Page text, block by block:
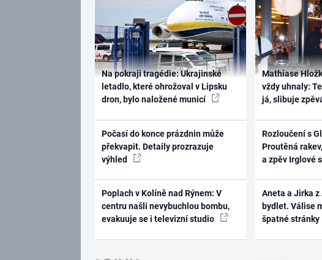
Na pokraji tragédie: Ukrajinské
letadlo, které ohrožoval v Lipsku
dron, bylo naložené municí
Počasí do konce prázdnin může
překvapit. Detaily prozrazuje
výhled
Poplach v Kolíně nad Rýnem: V
centru našli nevybuchlou bombu,
evakuuje se i televizní studio
Mathiase
vždy uhnaly:
já, slibuje
Rozloučení s
Proutěná
a zpěv Irglové
Aneta a Jirka z
bydlet. Válise
špatné stránky